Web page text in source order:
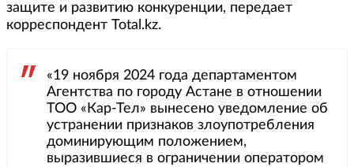
защите и развитию конкуренции, передает
корреспондент Total.kz.
«19 ноября 2024 года департаментом
Агентства по городу Астане в отношении
ТОО «Кар-Тел» вынесено уведомление об
устранении признаков злоупотребления
доминирующим положением,
выразившиеся в ограничении оператором